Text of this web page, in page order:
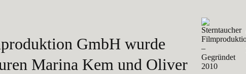
GmbH wurde
Marina Kem und Oliver